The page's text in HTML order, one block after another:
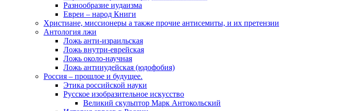
Разнообразие иудаизма
Евреи – народ Книги
Христиане, миссионеры а также прочие антисемиты, и их претензии
Антология лжи
Ложь анти-израильская
Ложь внутри-еврейская
Ложь около-научная
Ложь антииудейская (юдофобия)
Россия – прошлое и будущее.
Этика российской науки
Русское изобразительное искусство
Великий скульптор Марк Антокольский